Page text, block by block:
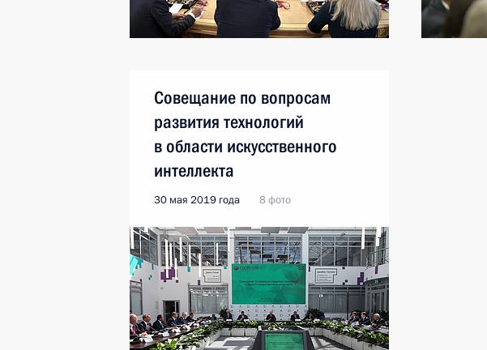
Совещание по вопросам
развития технологий
в области искусственного
интеллекта
30 мая 2019 года 8 фото